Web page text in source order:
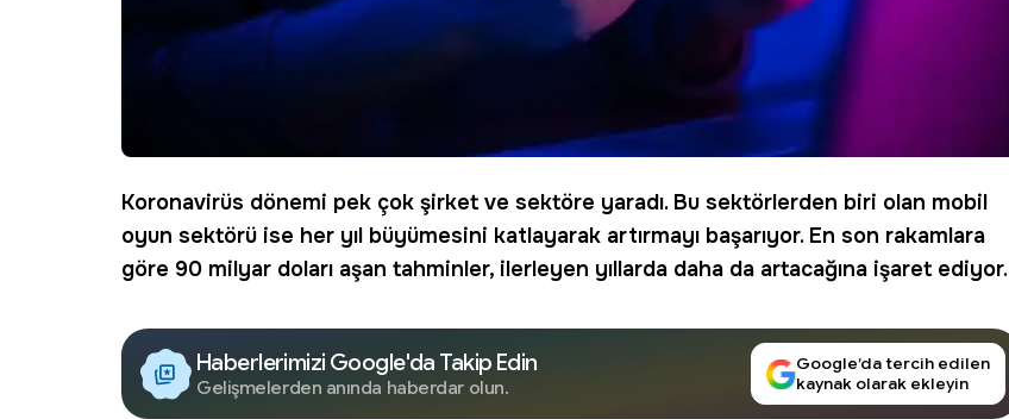
Koronavirüs dönemi pek çok şirketve sektöre yaradı. Bu sektörlerden biri olan mobil
oyun sektörü ise her yıl büyümesini katlayarak artırmayı başarıyor. En son rakamlara
göre 90 milyar doları aşan tahminler, ilerleyen yıllarda daha da artacağına işaret ediyor.
Haberlerimizi Google'da Takip Edin
Gelişmelerden anında haberdar olun.
Google’da tercih edilen
kaynak olarak ekleyin